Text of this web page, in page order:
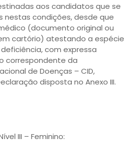
aos candidatos que se
nestas condições, desde que
(documento original ou
cartório) atestando a espécie
com expressa
correspondente da
de Doenças – CID,
disposta no Anexo III.
III – Feminino: